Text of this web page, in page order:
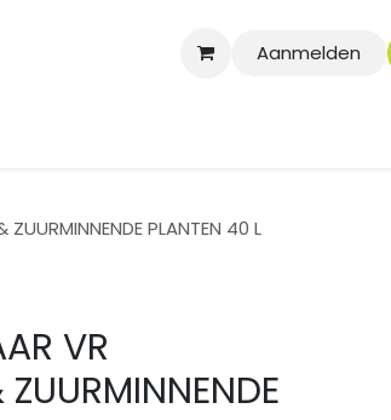
Aanmelden
ZUURMINNENDE PLANTEN 40 L
VR